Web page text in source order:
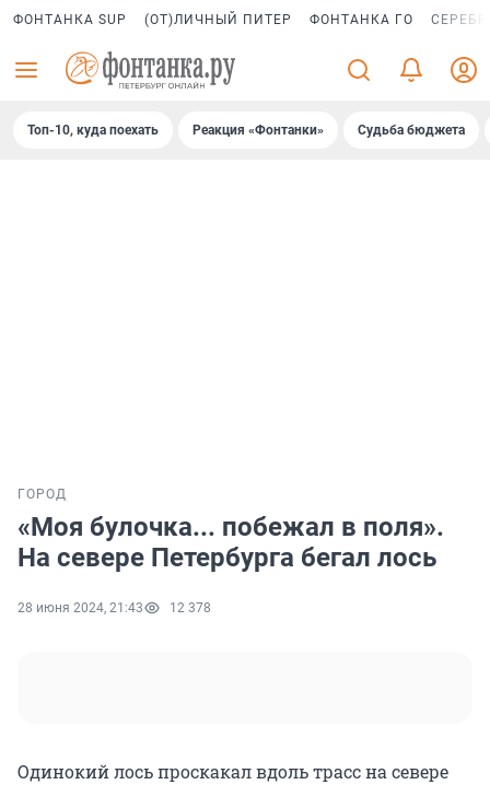
ФОНТАНКА SUP (ОТ)ЛИЧНЫЙ ПИТЕР ФОНТАНКА ГО
Топ-10, куда поехать Реакция «Фонтанки» Судьба бюджета
ГОРОД
«Моя булочка... побежал в поля».
На севере Петербурга бегал лось
28 июня 2024, 21:43 12 378
Одинокий лось проскакал вдоль трасс на севере